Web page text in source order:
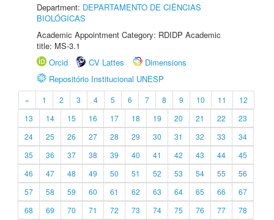
Department: DEPARTAMENTO DE CIÊNCIAS
BIOLÓGICAS
Academic Appointment Category: RDIDP Academic
title: MS-3.1
Orcid
CV Lattes
Dimensions
Repositório Institucional UNESP
« 1 2 3 4 5 6 7 8 9 10 11
12
13
14 15 16 17 18 19 20 21 22
23
24
25 26 27 28 29 30 31 32 33
34
35
36 37 38 39 40 41 42 43 44
45
46
47 48 49 50 51 52 53 54 55
56
57
58 59 60 61 62 63 64 65 66
67
68
69 70 71 72 73 74 75 76 77
78